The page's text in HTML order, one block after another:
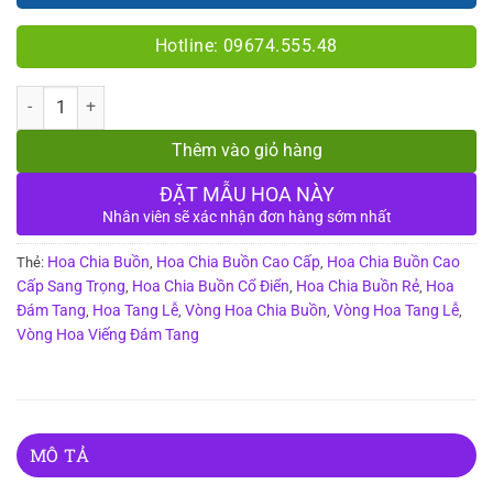
Hotline: 09674.555.48
Số lượng
Thêm vào giỏ hàng
ĐẶT MẪU HOA NÀY
Nhân viên sẽ xác nhận đơn hàng sớm nhất
Thẻ: Hoa Chia Buồn Hoa Chia Buồn Cao Cấp Hoa Chia Buồn Cao
Cấp Sang Trọng Hoa Chia Buồn Cổ Điển Hoa Chia Buồn Rẻ Hoa
Đám Tang Hoa Tang Lễ Vòng Hoa Chia Buồn Vòng Hoa Tang Lễ
Vòng Hoa Viếng Đám Tang
MÔ TẢ